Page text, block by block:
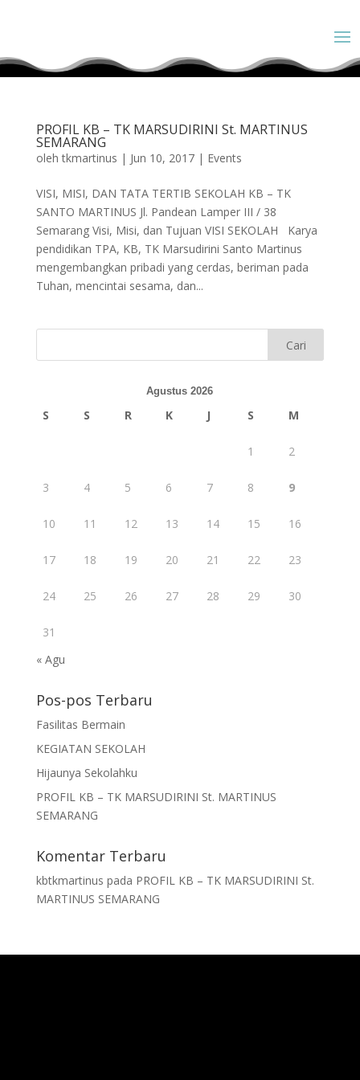
PROFIL KB – TK MARSUDIRINI St. MARTINUS
SEMARANG
olehtkmartinus | Jun 10, 2017| Events
VISI, MISI, DAN TATA TERTIB SEKOLAH KB – TK
SANTO MARTINUS Jl. Pandean Lamper III / 38
Semarang Visi, Misi, dan Tujuan VISI SEKOLAH Karya
pendidikan TPA, KB, TK Marsudirini Santo Martinus
mengembangkan pribadi yang cerdas, beriman pada
Tuhan, mencintai sesama, dan...
Agustus 2026
S S R K J S M
1 2
3 4 5 6 7 8 9
10 11 12 13 14 15 16
17 18 19 20 21 22 23
24 25 26 27 28 29 30
31
« Agu
Pos-pos Terbaru
Fasilitas Bermain
KEGIATAN SEKOLAH
Hijaunya Sekolahku
PROFIL KB – TK MARSUDIRINI St. MARTINUS
SEMARANG
Komentar Terbaru
kbtkmartinus pada PROFIL KB – TK MARSUDIRINI St.
MARTINUS SEMARANG